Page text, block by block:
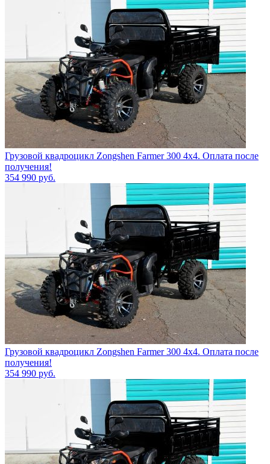
Грузовой квадроцикл Zongshen Farmer 300 4х4. Оплата после
получения!
354 990 руб.
Грузовой квадроцикл Zongshen Farmer 300 4х4. Оплата после
получения!
354 990 руб.